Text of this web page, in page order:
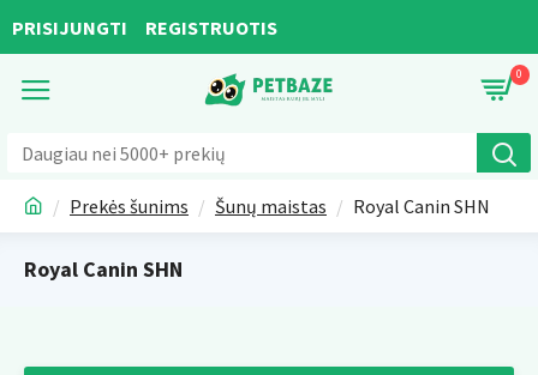
PRISIJUNGTI REGISTRUOTIS
0
Prekės šunims Šunų maistas Royal Canin SHN
Royal Canin SHN